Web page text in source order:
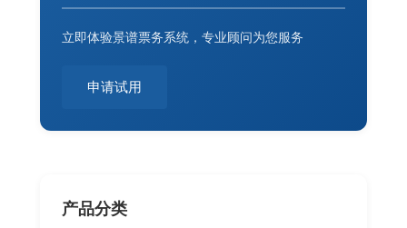
立即体验景谱票务系统，专业顾问为您服务
申请试用
产品分类